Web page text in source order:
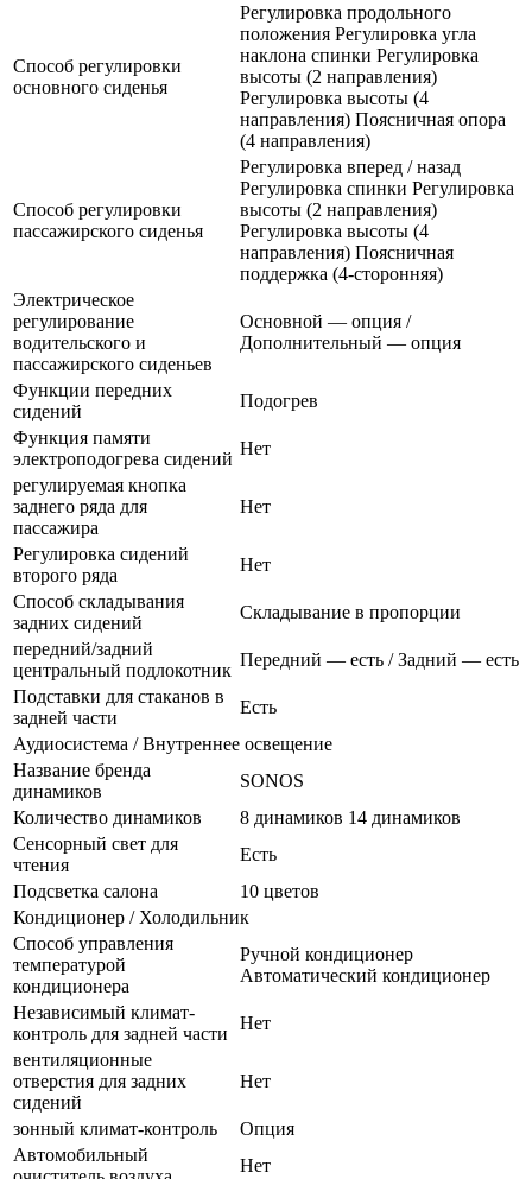
Способ регулировки
основного сиденья
Регулировка продольного
положения Регулировка угла
наклона спинки Регулировка
высоты (2 направления)
Регулировка высоты (4
направления) Поясничная опора
(4 направления)
Способ регулировки
пассажирского сиденья
Регулировка вперед / назад
Регулировка спинки Регулировка
высоты (2 направления)
Регулировка высоты (4
направления) Поясничная
поддержка (4-сторонняя)
Электрическое
регулирование
водительского и
пассажирского сиденьев
Основной — опция /
Дополнительный — опция
Функции передних
сидений
Подогрев
Функция памяти
электроподогрева сидений
Нет
регулируемая кнопка
заднего ряда для
пассажира
Нет
Регулировка сидений
второго ряда
Нет
Способ складывания
задних сидений
Складывание в пропорции
передний/задний
центральный подлокотник
Передний — есть / Задний — есть
Подставки для стаканов в
задней части
Есть
Аудиосистема / Внутреннее освещение
Название бренда
динамиков
SONOS
Количество динамиков
8 динамиков 14 динамиков
Сенсорный свет для
чтения
Есть
Подсветка салона
10 цветов
Кондиционер / Холодильник
Способ управления
температурой
кондиционера
Ручной кондиционер
Автоматический кондиционер
Независимый климат-
контроль для задней части
Нет
вентиляционные
отверстия для задних
сидений
Нет
зонный климат-контроль
Опция
Автомобильный
Нет